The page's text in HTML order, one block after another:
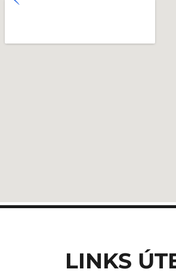
LINKS